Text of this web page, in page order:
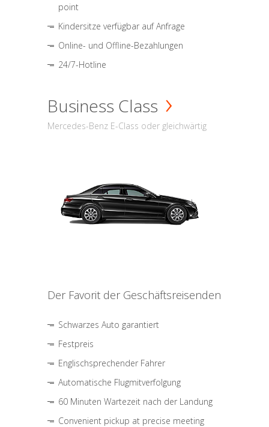
point
Kindersitze verfügbar auf Anfrage
Online- und Offline-Bezahlungen
24/7-Hotline
Business Class
Mercedes-Benz E-Class oder gleichwärtig
Der Favorit der Geschäftsreisenden
Schwarzes Auto garantiert
Festpreis
Englischsprechender Fahrer
Automatische Flugmitverfolgung
60 Minuten Wartezeit nach der Landung
Convenient pickup at precise meeting